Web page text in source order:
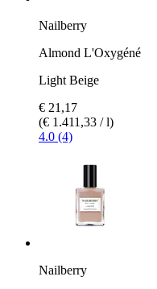
Nailberry
Almond L'Oxygéné
Light Beige
€ 21,17
(€ 1.411,33 / l)
4.0 (4)
Nailberry